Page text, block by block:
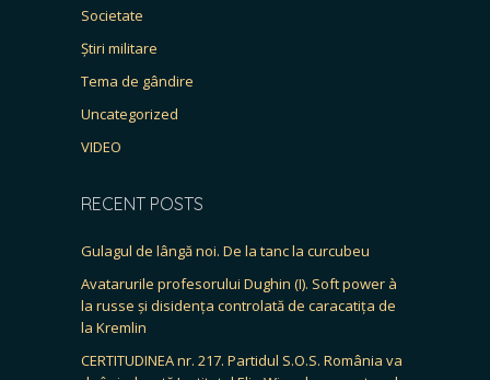
Societate
Știri militare
Tema de gândire
Uncategorized
VIDEO
RECENT POSTS
Gulagul de lângă noi. De la tanc la curcubeu
Avatarurile profesorului Dughin (I). Soft power à
la russe și disidența controlată de caracatița de
la Kremlin
CERTITUDINEA nr. 217. Partidul S.O.S. România va